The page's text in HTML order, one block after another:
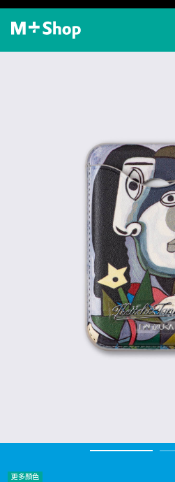
M+ Shop
更多顏色